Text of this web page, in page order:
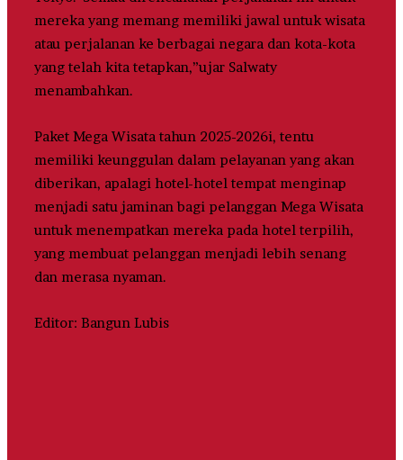
mereka yang memang memiliki jawal untuk wisata
atau perjalanan ke berbagai negara dan kota-kota
yang telah kita tetapkan,”ujar Salwaty
menambahkan.
Paket Mega Wisata tahun 2025-2026i, tentu
memiliki keunggulan dalam pelayanan yang akan
diberikan, apalagi hotel-hotel tempat menginap
menjadi satu jaminan bagi pelanggan Mega Wisata
untuk menempatkan mereka pada hotel terpilih,
yang membuat pelanggan menjadi lebih senang
dan merasa nyaman.
Editor: Bangun Lubis